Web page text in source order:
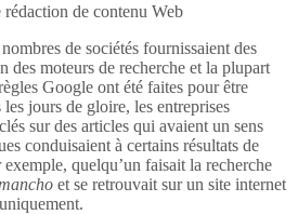
de contenu Web
de sociétés fournissaient des
des moteurs de recherche et la plupart
Google ont été faites pour être
les jours de gloire, les entreprises
sur des articles qui avaient un sens
conduisaient à certains résultats de
exemple, quelqu’un faisait la recherche
et se retrouvait sur un site internet